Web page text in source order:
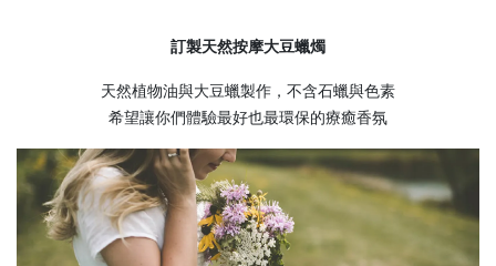
訂製天然按摩大豆蠟燭
天然植物油與大豆蠟製作，不含石蠟與色素
希望讓你們體驗最好也最環保的療癒香氛